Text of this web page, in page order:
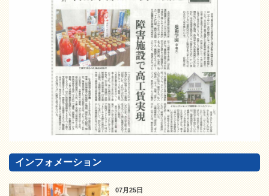
インフォメーション
07月25日